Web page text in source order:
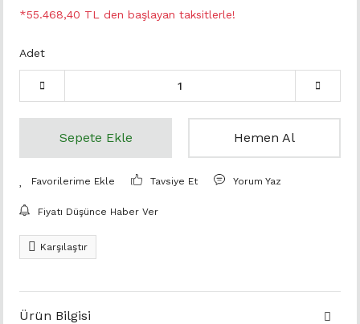
*55.468,40 TL den başlayan taksitlerle!
Adet
Sepete Ekle Hemen Al
Tavsiye Et Yorum Yaz
Fiyatı Düşünce Haber Ver
Karşılaştır
Ürün Bilgisi